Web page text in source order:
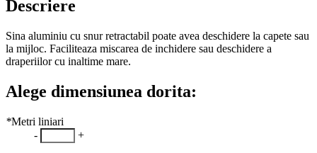
Descriere
Sina aluminiu cu snur retractabil poate avea deschidere la capete sau
la mijloc. Faciliteaza miscarea de inchidere sau deschidere a
draperiilor cu inaltime mare.
Alege dimensiunea dorita:
*Metri liniari
-
+